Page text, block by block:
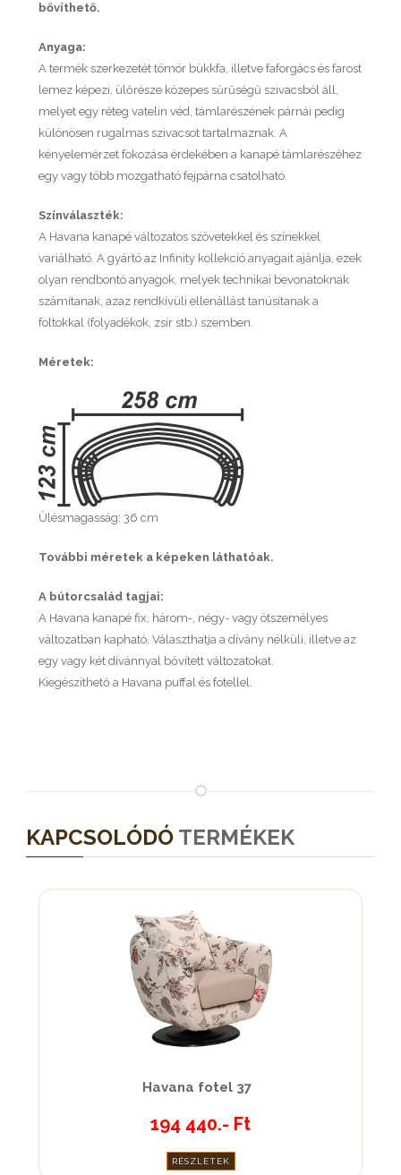
bővíthető.
Anyaga:
A termék szerkezetét tömör bükkfa, illetve faforgács és farost
lemez képezi, ülőrésze közepes sűrűségű szivacsból áll,
melyet egy réteg vatelin véd, támlarészének párnái pedig
különösen rugalmas szivacsot tartalmaznak. A
kényelemérzet fokozása érdekében a kanapé támlarészéhez
egy vagy több mozgatható fejpárna csatolható.
Színválaszték:
A Havana kanapé változatos szövetekkel és színekkel
variálható. A gyártó az Infinity kollekció anyagait ajánlja, ezek
olyan rendbontó anyagok, melyek technikai bevonatoknak
számítanak, azaz rendkívüli ellenállást tanúsítanak a
foltokkal (folyadékok, zsír stb.) szemben.
Méretek:
Ülésmagasság: 36 cm
További méretek a képeken láthatóak.
A bútorcsalád tagjai:
A Havana kanapé fix, három-, négy- vagy ötszemélyes
változatban kapható. Választhatja a dívány nélküli, illetve az
egy vagy két dívánnyal bővített változatokat.
Kiegészíthető a Havana puffal és fotellel.
KAPCSOLÓDÓ TERMÉKEK
Havana fotel 37
194 440.- Ft
RÉSZLETEK